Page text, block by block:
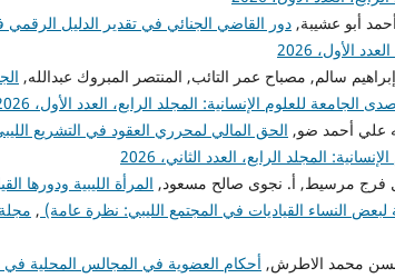
أبو عشيبة, دور القاضي الجنائي في تقدير الدليل الرقمي
الأول، 2026
سالم, مصباح عمر التائب, المنتصر المبروك عبدالله,
الجامعة للعلوم الإنسانية: المجلد الرابع، العدد الأول، 2026
علي أحمد ضو, الحق المالي لمحرري العقود في التشريع الليبي
المجلد الرابع، العدد الثاني، 2026
فرج مرسيط, أ. نجوى صالح مسعود, المرأة الليبية ودورها
لبعض النساء القياديات في المجتمع الليبي: نظرة عامة) ,
محمد الاطرش, أحكام العضوية في المجالس المحلية في